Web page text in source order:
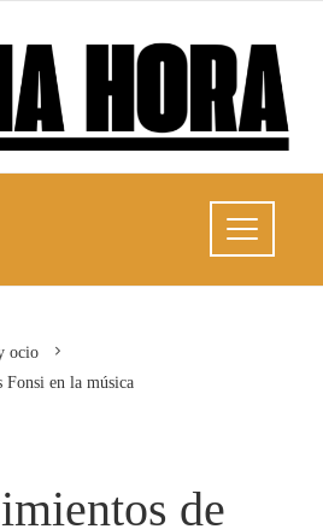
ocio
Fonsi en la música
de